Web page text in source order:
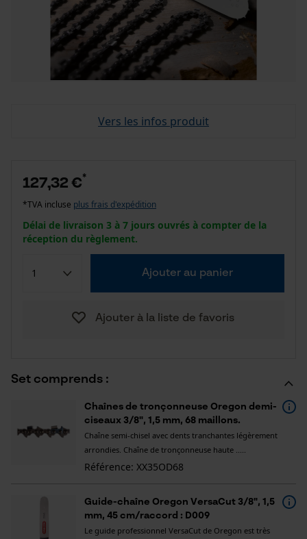
Vers les infos produit
Set comprends :
Chaînes de tronçonneuse Oregon demi-
ciseaux 3/8", 1,5 mm, 68 maillons.
Chaîne semi-chisel avec dents tranchantes légèrement
arrondies. Chaîne de tronçonneuse haute .....
Référence: XX35OD68
Guide-chaîne Oregon VersaCut 3/8", 1,5
mm, 45 cm/raccord : D009
Le guide professionnel VersaCut de Oregon est très
127,32 €*
*TVA incluse plus frais d'expédition
Délai de livraison 3 à 7 jours ouvrés à compter de la
réception du règlement.
Ajouter au panier
Ajouter à la liste de favoris